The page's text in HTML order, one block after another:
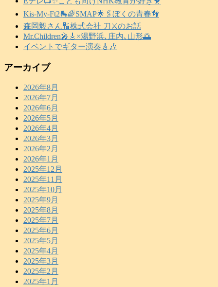
Kis-My-Ft2🛼🌈SMAP🌟🖇️ぼくの青春👣
森岡毅さん🔢株式会社 刀⚔️のお話
Mr.Children🎤🎸×湯野浜､庄内､山形🌅
イベントでギター演奏🎸🎶
アーカイブ
2026年8月
2026年7月
2026年6月
2026年5月
2026年4月
2026年3月
2026年2月
2026年1月
2025年12月
2025年11月
2025年10月
2025年9月
2025年8月
2025年7月
2025年6月
2025年5月
2025年4月
2025年3月
2025年2月
2025年1月